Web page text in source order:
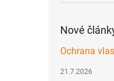
Nové
Ochrana
21.7.2026